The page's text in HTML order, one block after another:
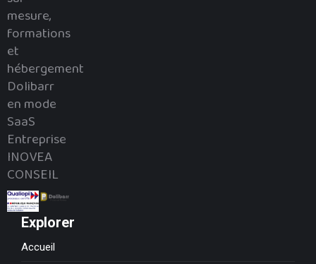
mesure,
formations
et
hébergement
Dolibarr
en mode
SaaS
Entreprise
INOVEA
CONSEIL
Explorer
Accueil